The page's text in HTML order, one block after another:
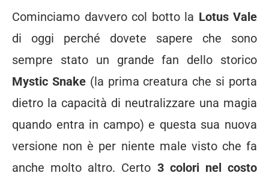
Cominciamo davvero col botto la Lotus Vale
di oggi perché dovete sapere che sono
sempre stato un grande fan dello storico
Mystic Snake(la prima creatura che si porta
dietro la capacità di neutralizzare una magia
quando entra in campo) e questa sua nuova
versione non è per niente male visto che fa
anche molto altro. Certo 3 colori nel costo